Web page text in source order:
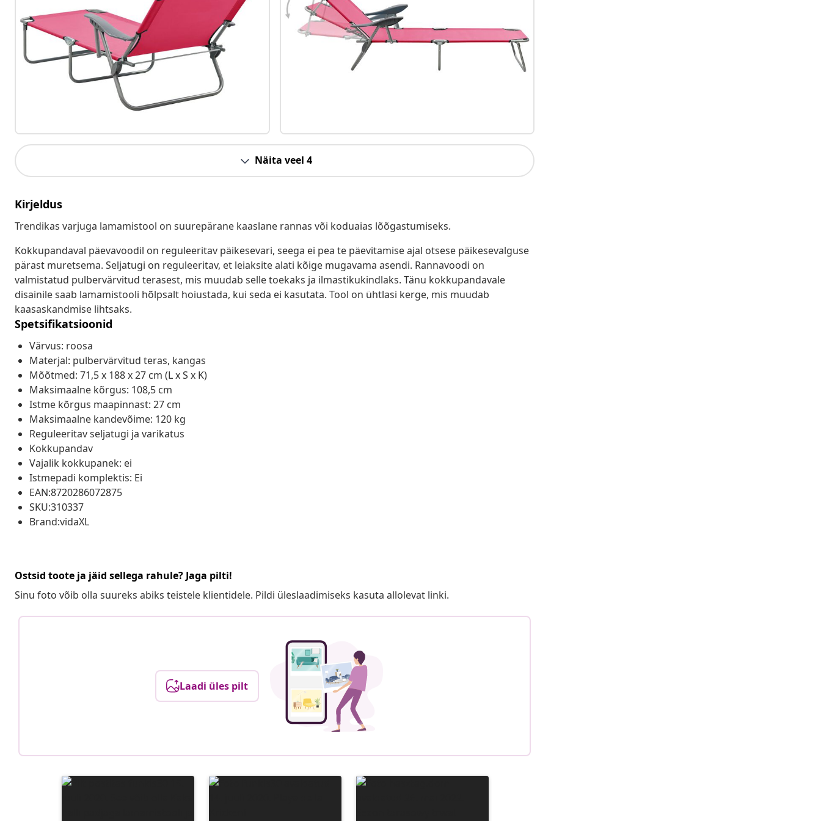
Näita veel 4
Kirjeldus
Trendikas varjuga lamamistool on suurepärane kaaslane rannas või koduaias lõõgastumiseks.
Kokkupandaval päevavoodil on reguleeritav päikesevari, seega ei pea te päevitamise ajal otsese päikesevalguse
pärast muretsema. Seljatugi on reguleeritav, et leiaksite alati kõige mugavama asendi. Rannavoodi on
valmistatud pulbervärvitud terasest, mis muudab selle toekaks ja ilmastikukindlaks. Tänu kokkupandavale
disainile saab lamamistooli hõlpsalt hoiustada, kui seda ei kasutata. Tool on ühtlasi kerge, mis muudab
kaasaskandmise lihtsaks.
Spetsifikatsioonid
Värvus: roosa
Materjal: pulbervärvitud teras, kangas
Mõõtmed: 71,5 x 188 x 27 cm (L x S x K)
Maksimaalne kõrgus: 108,5 cm
Istme kõrgus maapinnast: 27 cm
Maksimaalne kandevõime: 120 kg
Reguleeritav seljatugi ja varikatus
Kokkupandav
Vajalik kokkupanek: ei
Istmepadi komplektis: Ei
EAN:8720286072875
SKU:310337
Brand:vidaXL
Ostsid toote ja jäid sellega rahule? Jaga pilti!
Sinu foto võib olla suureks abiks teistele klientidele. Pildi üleslaadimiseks kasuta allolevat linki.
Laadi üles pilt